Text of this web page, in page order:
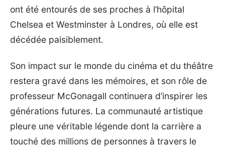
ont été entourés de ses proches à l’hôpital
Chelsea et Westminster à Londres, où elle est
décédée paisiblement.
Son impact sur le monde du cinéma et du théâtre
restera gravé dans les mémoires, et son rôle de
professeur McGonagall continuera d’inspirer les
générations futures. La communauté artistique
pleure une véritable légende dont la carrière a
touché des millions de personnes à travers le